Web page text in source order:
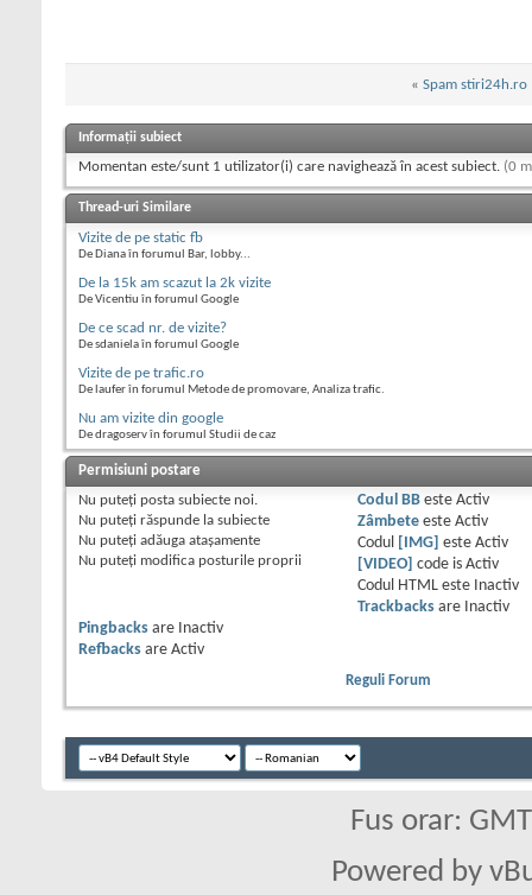
« Spam stiri24h.ro
Informații subiect
Momentan este/sunt 1 utilizator(i) care navighează în acest subiect. (0
Thread-uri Similare
Vizite de pe static fb
De Diana în forumul Bar, lobby...
De la 15k am scazut la 2k vizite
De Vicentiu în forumul Google
De ce scad nr. de vizite?
De sdaniela în forumul Google
Vizite de pe trafic.ro
De laufer în forumul Metode de promovare, Analiza trafic.
Nu am vizite din google
De dragoserv în forumul Studii de caz
Permisiuni postare
Nu puteţi posta subiecte noi.
Nu puteţi răspunde la subiecte
Nu puteţi adăuga ataşamente
Nu puteţi modifica posturile proprii
Codul BBeste Activ
Zâmbeteeste Activ
Codul
[IMG] este Activ
[VIDEO]
code is Activ
Codul HTML este
Inactiv
Trackbacksare
Inactiv
Pingbacks are
Inactiv
Refbacks are Activ
Reguli Forum
Fus orar:
Powered by